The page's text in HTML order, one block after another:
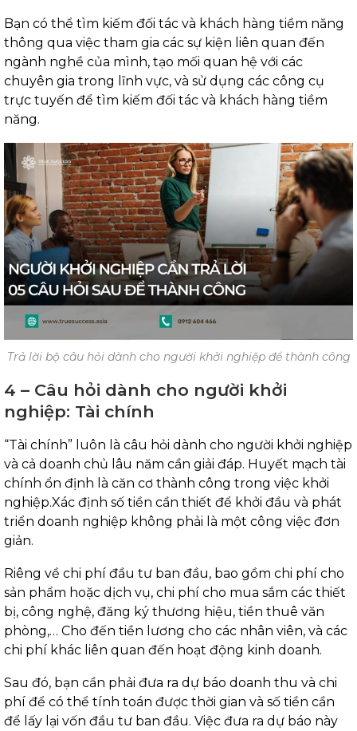
Bạn có thể tìm kiếm đối tác và khách hàng tiềm năng
thông qua việc tham gia các sự kiện liên quan đến
ngành nghề của mình, tạo mối quan hệ với các
chuyên gia trong lĩnh vực, và sử dụng các công cụ
trực tuyến để tìm kiếm đối tác và khách hàng tiềm
năng.
Trả lời bộ câu hỏi dành cho người khởi nghiệp để thành công
4 – Câu hỏi dành cho người khởi
nghiệp: Tài chính
“Tài chính” luôn là câu hỏi dành cho người khởi nghiệp
và cả doanh chủ lâu năm cần giải đáp. Huyết mạch tài
chính ổn định là căn cơ thành công trong việc khởi
nghiệp.Xác định số tiền cần thiết để khởi đầu và phát
triển doanh nghiệp không phải là một công việc đơn
giản.
Riêng về chi phí đầu tư ban đầu, bao gồm chi phí cho
sản phẩm hoặc dịch vụ, chi phí cho mua sắm các thiết
bị, công nghệ, đăng ký thương hiệu, tiền thuê văn
phòng,… Cho đến tiền lương cho các nhân viên, và các
chi phí khác liên quan đến hoạt động kinh doanh.
Sau đó, bạn cần phải đưa ra dự báo doanh thu và chi
phí để có thể tính toán được thời gian và số tiền cần
để lấy lại vốn đầu tư ban đầu. Việc đưa ra dự báo này